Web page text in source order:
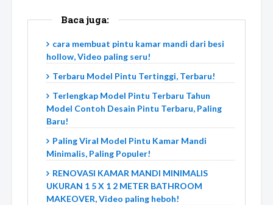
Baca juga:
cara membuat pintu kamar mandi dari besi
hollow, Video paling seru!
Terbaru Model Pintu Tertinggi, Terbaru!
Terlengkap Model Pintu Terbaru Tahun
Model Contoh Desain Pintu Terbaru, Paling
Baru!
Paling Viral Model Pintu Kamar Mandi
Minimalis, Paling Populer!
RENOVASI KAMAR MANDI MINIMALIS
UKURAN 1 5 X 1 2 METER BATHROOM
MAKEOVER, Video paling heboh!